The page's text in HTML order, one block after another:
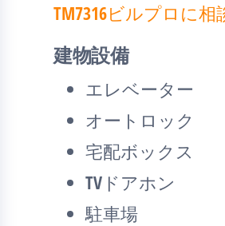
TM7316ビルプロに相
建物設備
エレベーター
オートロック
宅配ボックス
TVドアホン
駐車場